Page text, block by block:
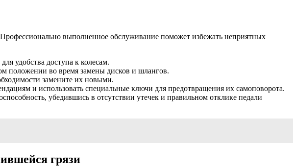
выполненное обслуживание поможет избежать неприятных
удобства доступа к колесам.
положении во время замены дисков и шлангов.
замените их новыми.
и использовать специальные ключи для предотвращения их самоповорота.
убедившись в отсутствии утечек и правильном отклике педали
грязи